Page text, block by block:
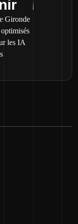
Gironde
les IA